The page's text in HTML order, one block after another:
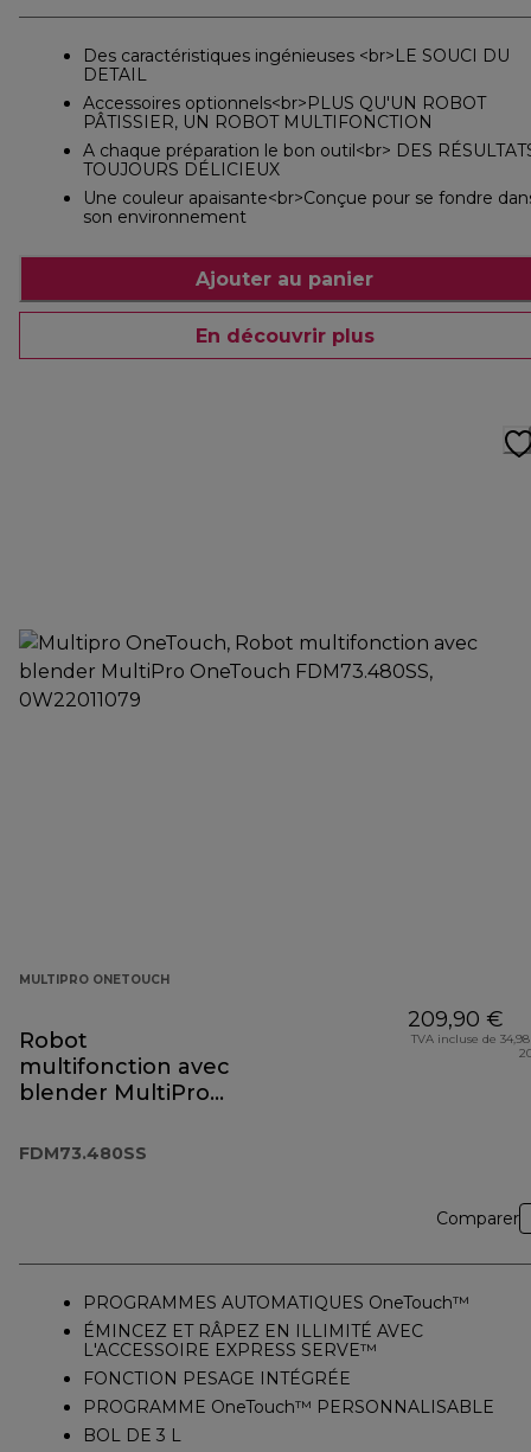
Des caractéristiques ingénieuses <br>LE SOUCI DU
DETAIL
Accessoires optionnels<br>PLUS QU'UN ROBOT
PÂTISSIER, UN ROBOT MULTIFONCTION
A chaque préparation le bon outil<br> DES
TOUJOURS DÉLICIEUX
Une couleur apaisante<br>Conçue pour se fondre
son environnement
Ajouter au panier
En découvrir plus
MULTIPRO ONETOUCH
Robot
multifonction avec
blender MultiPro
FDM73.480SS
FDM73.480SS
209,90 €
TVA incluse de
Comparer
PROGRAMMES AUTOMATIQUES OneTouch™
ÉMINCEZ ET RÂPEZ EN ILLIMITÉ AVEC
L'ACCESSOIRE EXPRESS SERVE™
FONCTION PESAGE INTÉGRÉE
PROGRAMME OneTouch™ PERSONNALISABLE
BOL DE 3 L